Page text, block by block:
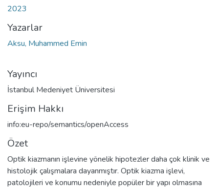
2023
Yazarlar
Aksu, Muhammed Emin
Yayıncı
İstanbul Medeniyet Üniversitesi
Erişim Hakkı
info:eu-repo/semantics/openAccess
Özet
Optik kiazmanın işlevine yönelik hipotezler daha çok klinik ve
histolojik çalışmalara dayanmıştır. Optik kiazma işlevi,
patolojileri ve konumu nedeniyle popüler bir yapı olmasına